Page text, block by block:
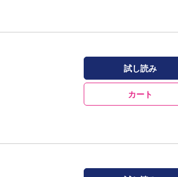
試し読み
カート